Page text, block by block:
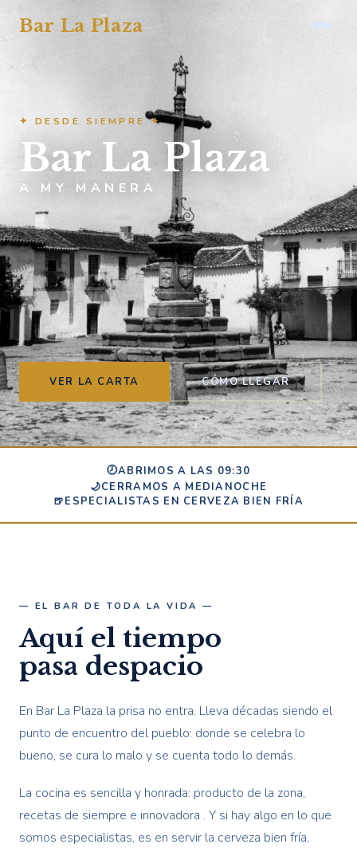
Bar La Plaza
✦ DESDE SIEMPRE ✦
Bar La Plaza
A MY MANERA
VER LA CARTA CÓMO LLEGAR
🕗ABRIMOS A LAS 09:30
🌙CERRAMOS A MEDIANOCHE
🍺ESPECIALISTAS EN CERVEZA BIEN FRÍA
— EL BAR DE TODA LA VIDA —
Aquí el tiempo
pasa despacio
En Bar La Plaza la prisa no entra. Lleva décadas siendo el
punto de encuentro del pueblo: donde se celebra lo
bueno, se cura lo malo y se cuenta todo lo demás.
La cocina es sencilla y honrada: producto de la zona,
recetas de siempre e innovadora . Y si hay algo en lo que
somos especialistas, es en servir la cerveza bien fría,